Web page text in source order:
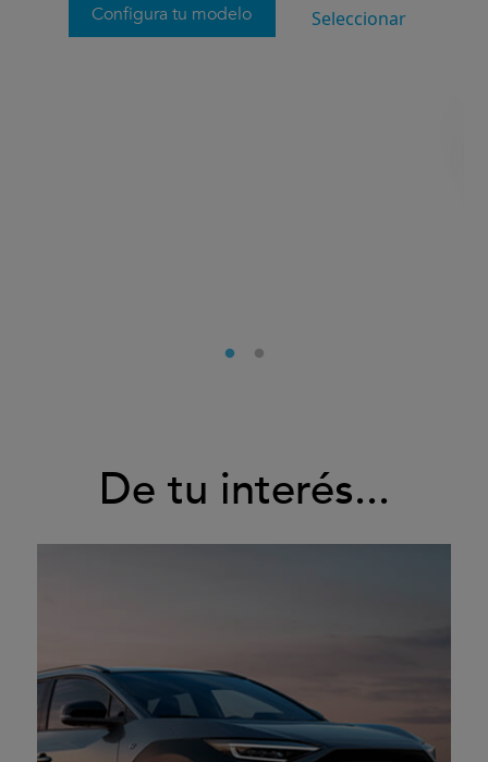
Configura tu modelo Seleccionar
De tu interés...